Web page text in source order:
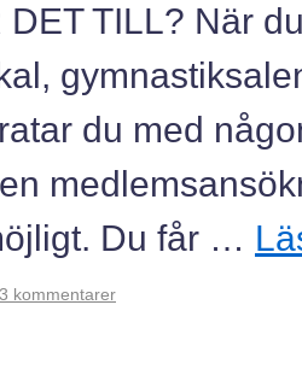
DET TILL? När
du med
Du får …
3 kommentarer